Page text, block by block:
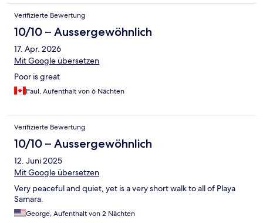
Verifizierte Bewertung
10/10 – Aussergewöhnlich
17. Apr. 2026
Mit Google übersetzen
Poor is great
Paul, Aufenthalt von 6 Nächten
Verifizierte Bewertung
10/10 – Aussergewöhnlich
12. Juni 2025
Mit Google übersetzen
Very peaceful and quiet, yet is a very short walk to all of Playa
Samara.
George, Aufenthalt von 2 Nächten